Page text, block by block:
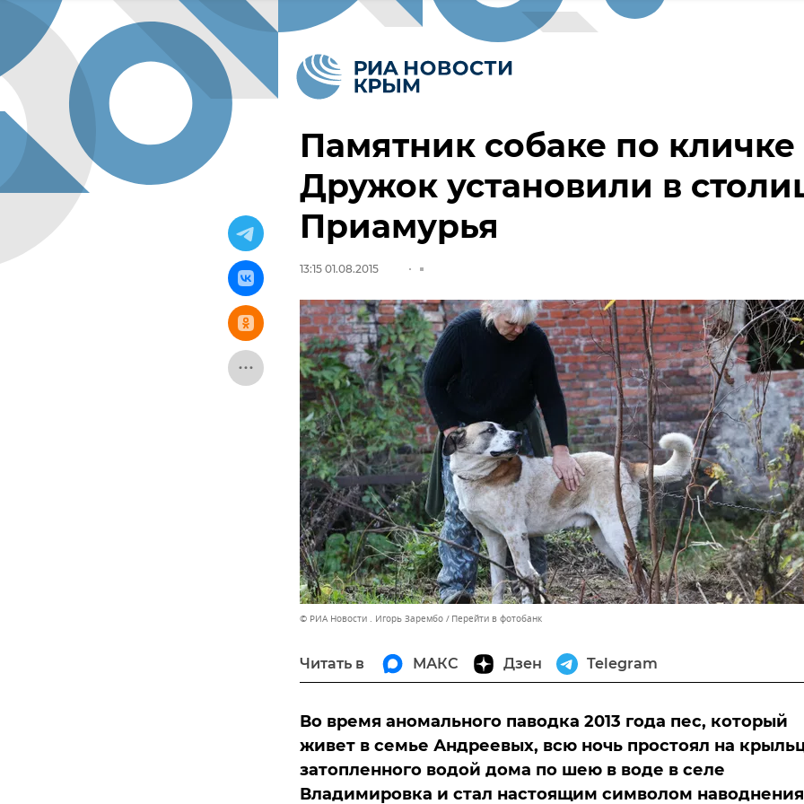
Памятник собаке по кличке
Дружок установили в
Приамурья
13:15 01.08.2015
© РИА Новости . Игорь Зарембо Перейти в фотобанк
Читать в МАКС Дзен Telegram
Во время аномального паводка 2013 года пес, который
живет в семье Андреевых, всю ночь простоял на
затопленного водой дома по шею в воде в селе
Владимировка и стал настоящим символом